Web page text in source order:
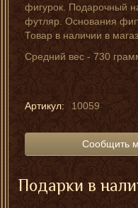
фигурок. Подарочный
футляр. Основания
Товар в наличии в
Средний вес - 730
Артикул: 10059
Сообщить
Подарки в